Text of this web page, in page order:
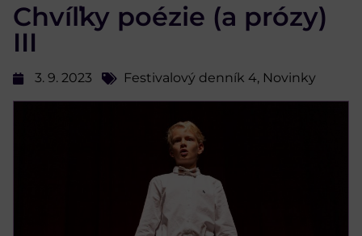
Chvíľky poézie (a prózy)
III
3. 9. 2023 Festivalový denník 4, Novinky